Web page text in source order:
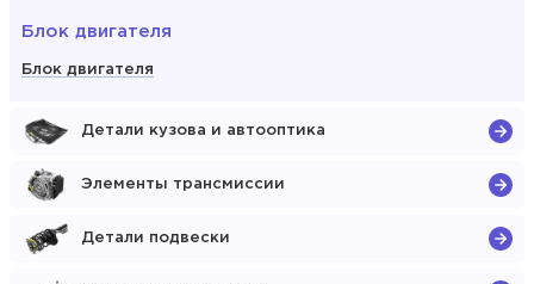
Блок двигателя
Блок двигателя
Детали кузова и автооптика
Элементы трансмиссии
Детали подвески